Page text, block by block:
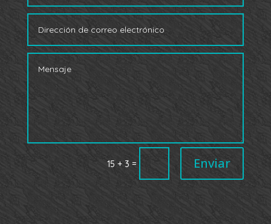
15 + 3 = Enviar